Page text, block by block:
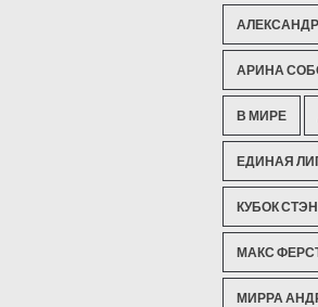
АРИНА
В МИРЕ
ЕДИНАЯ
КУБОК
МАКС
МИРРА